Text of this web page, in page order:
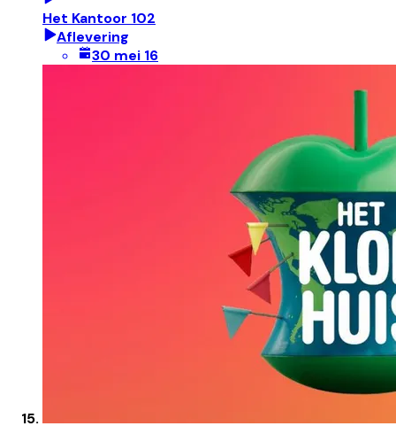
Het Kantoor 102
Aflevering
30 mei 16